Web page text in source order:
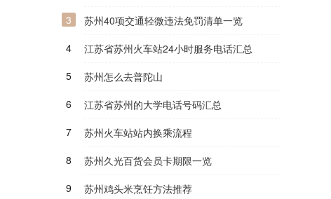
3
苏州40项交通轻微违法免罚清单一览
4
江苏省苏州火车站24小时服务电话汇总
5
苏州怎么去普陀山
6
江苏省苏州的大学电话号码汇总
7
苏州火车站站内换乘流程
8
苏州久光百货会员卡期限一览
9
苏州鸡头米烹饪方法推荐